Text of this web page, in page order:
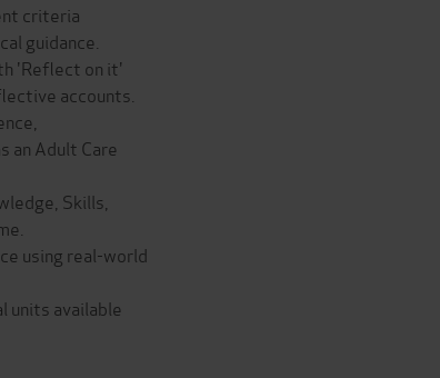
criteria
guidance.
'Reflect on it'
accounts.
an Adult Care
Skills,
using real-world
units available